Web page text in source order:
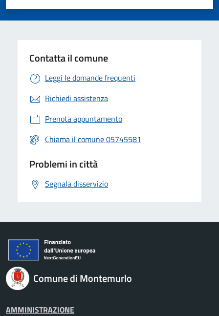
Valuta 5 stelle su 5
Valuta 4 stelle su 5
Valuta 3 stelle su 5
Valuta 2 stelle su 5
Valuta 1 stelle su 5
Contatta il comune
Leggi le domande frequenti
Richiedi assistenza
Prenota appuntamento
Chiama il comune 05745581
Problemi in città
Segnala disservizio
Comune di Montemurlo
AMMINISTRAZIONE